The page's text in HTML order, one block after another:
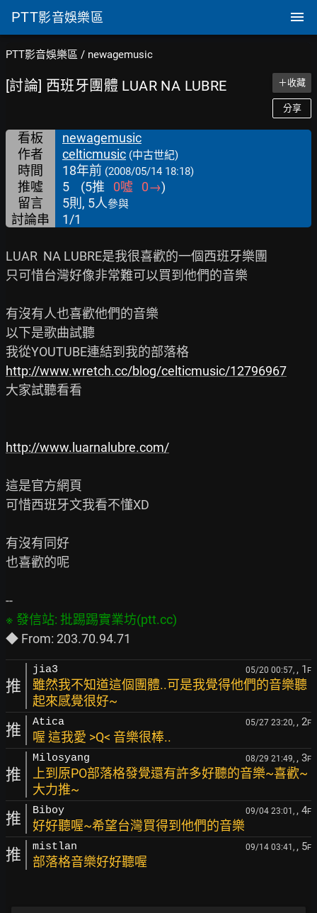
PTT影音娛樂區
PTT影音娛樂區 / newagemusic
[討論] 西班牙團體 LUAR NA LUBRE ＋收藏
分享
看板
newagemusic
作者
celticmusic (中古世紀)
時間 18年前 (2008/05/14 18:18)
推噓 5 (5推 0噓 0→)
留言
5則, 5人參與
討論串 1/1
LUAR  NA LUBRE是我很喜歡的一個西班牙樂團
只可惜台灣好像非常難可以買到他們的音樂
有沒有人也喜歡他們的音樂
以下是歌曲試聽
http://www.wretch.cc/blog/celticmusic/12796967
大家試聽看看
http://www.luarnalubre.com/
這是官方網頁
可惜西班牙文我看不懂XD
有沒有同好
也喜歡的呢
推
jia3 05/20 00:57, , 1 F
雖然我不知道這個團體..可是我覺得他們的音樂聽
起來感覺很好~
推 Atica 05/27 23:20, , 2F
喔 這我愛 >Q< 音樂很棒..
推
Milosyang 08/29 21:49, , 3F
上到原PO部落格發覺還有許多好聽的音樂~喜歡~
大力推~
推 Biboy 09/04 23:01, , 4F
好好聽喔~希望台灣買得到他們的音樂
推 mistlan 09/14 03:41, , 5F
部落格音樂好好聽喔